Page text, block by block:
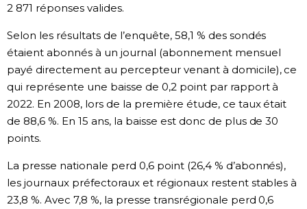
2 871 réponses valides.
Selon les résultats de l’enquête, 58,1 % des sondés
étaient abonnés à un journal (abonnement mensuel
payé directement au percepteur venant à domicile), ce
qui représente une baisse de 0,2 point par rapport à
2022. En 2008, lors de la première étude, ce taux était
de 88,6 %. En 15 ans, la baisse est donc de plus de 30
points.
La presse nationale perd 0,6 point (26,4 % d’abonnés),
les journaux préfectoraux et régionaux restent stables à
23,8 %. Avec 7,8 %, la presse transrégionale perd 0,6